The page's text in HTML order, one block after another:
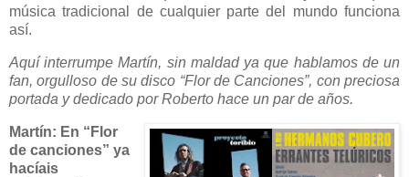
música tradicional de cualquier parte del mundo funciona
así.
Aquí interrumpe Martín, sin maldad ya que hablamos de un
fan, orgulloso de su disco “Flor de Canciones”, con preciosa
portada y dedicado por Roberto hace un par de años.
Martín: En “Flor
de canciones” ya
hacíais